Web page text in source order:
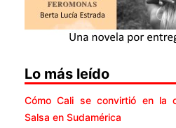
Lo más leído
Cómo Cali se convirtió en la
Salsa en Sudamérica